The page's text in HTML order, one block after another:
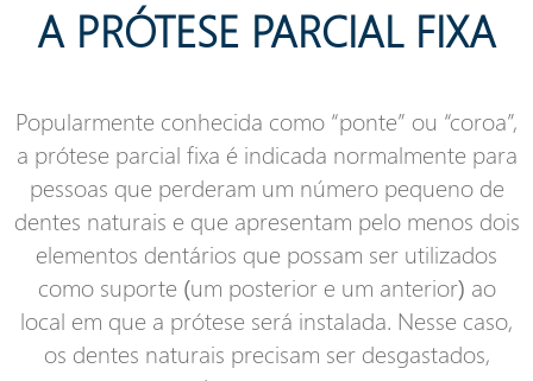
A PRÓTESE PARCIAL FIXA
Popularmente conhecida como “ponte” ou “coroa”,
a prótese parcial fixa é indicada normalmente para
pessoas que perderam um número pequeno de
dentes naturais e que apresentam pelo menos dois
elementos dentários que possam ser utilizados
como suporte (um posterior e um anterior) ao
local em que a prótese será instalada. Nesse caso,
os dentes naturais precisam ser desgastados,